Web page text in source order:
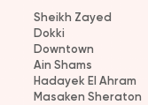
Sheikh Zayed
Dokki
Downtown
Ain Shams
Hadayek El Ahram
Masaken Sheraton